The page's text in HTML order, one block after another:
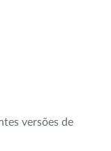
versões de